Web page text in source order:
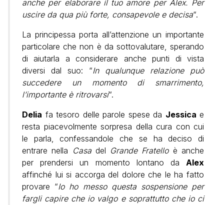
anche per elaborare il tuo amore per Alex. Per
uscire da qua più forte, consapevole e decisa“.
La principessa porta all’attenzione un importante
particolare che non è da sottovalutare, sperando
di aiutarla a considerare anche punti di vista
diversi dal suo: “In qualunque relazione può
succedere un momento di smarrimento,
l’importante è ritrovarsi“.
Delia fa tesoro delle parole spese da Jessica e
resta piacevolmente sorpresa della cura con cui
le parla, confessandole che se ha deciso di
entrare nella Casadel Grande Fratelloè anche
per prendersi un momento lontano da Alex
affinché lui si accorga del dolore che le ha fatto
provare “Io ho messo questa sospensione per
fargli capire che io valgo e soprattutto che io ci